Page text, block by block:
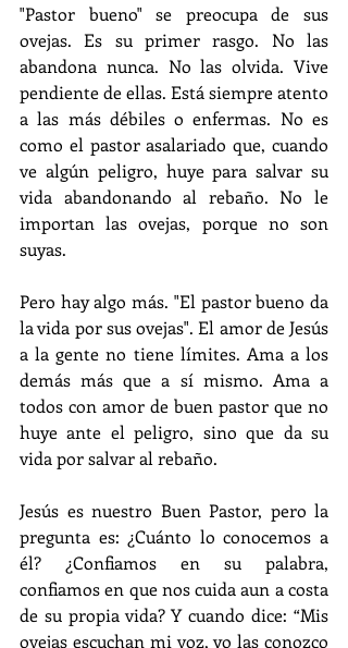
"Pastor bueno" se preocupa de sus
ovejas. Es su primer rasgo. No las
abandona nunca. No las olvida. Vive
pendiente de ellas. Está siempre atento
a las más débiles o enfermas. No es
como el pastor asalariado que, cuando
ve algún peligro, huye para salvar su
vida abandonando al rebaño. No le
importan las ovejas, porque no son
suyas.
Pero hay algo más. "El pastor bueno da
la vida por sus ovejas". El amor de Jesús
a la gente no tiene límites. Ama a los
demás más que a sí mismo. Ama a
todos con amor de buen pastor que no
huye ante el peligro, sino que da su
vida por salvar al rebaño.
Jesús es nuestro Buen Pastor, pero la
pregunta es: ¿Cuánto lo conocemos a
él? ¿Confiamos en su palabra,
confiamos en que nos cuida aun a costa
de su propia vida? Y cuando dice: “Mis
ovejas escuchan mi voz, yo las conozco